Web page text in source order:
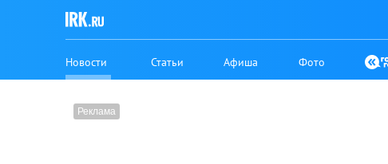
Новости Статьи Афиша Фото